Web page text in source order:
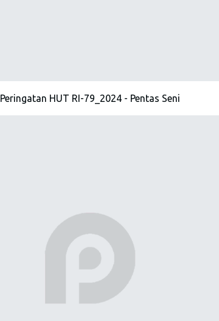
Peringatan HUT RI-79_2024 - Pentas Seni